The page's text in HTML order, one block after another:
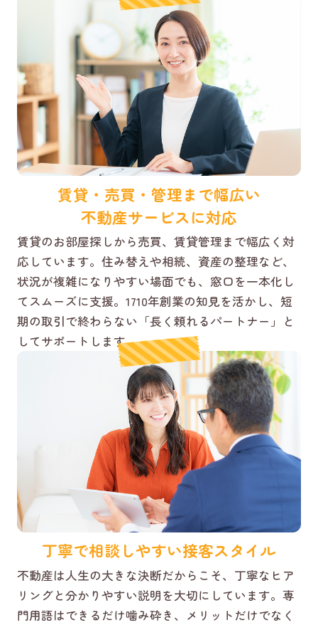
賃貸・売買・管理まで幅広い
不動産サービスに対応
賃貸のお部屋探しから売買、賃貸管理まで幅広く対
応しています。住み替えや相続、資産の整理など、
状況が複雑になりやすい場面でも、窓口を一本化し
てスムーズに支援。1710年創業の知見を活かし、短
期の取引で終わらない「長く頼れるパートナー」と
してサポートします。
丁寧で相談しやすい接客スタイル
不動産は人生の大きな決断だからこそ、丁寧なヒア
リングと分かりやすい説明を大切にしています。専
門用語はできるだけ噛み砕き、メリットだけでなく